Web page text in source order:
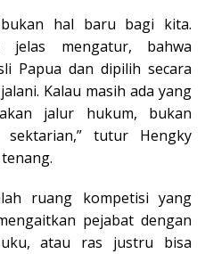
hal baru bagi kita.
jelas mengatur, bahwa
Papua dan dipilih secara
Kalau masih ada yang
jalur hukum, bukan
tutur Hengky
ruang kompetisi yang
pejabat dengan
atau ras justru bisa